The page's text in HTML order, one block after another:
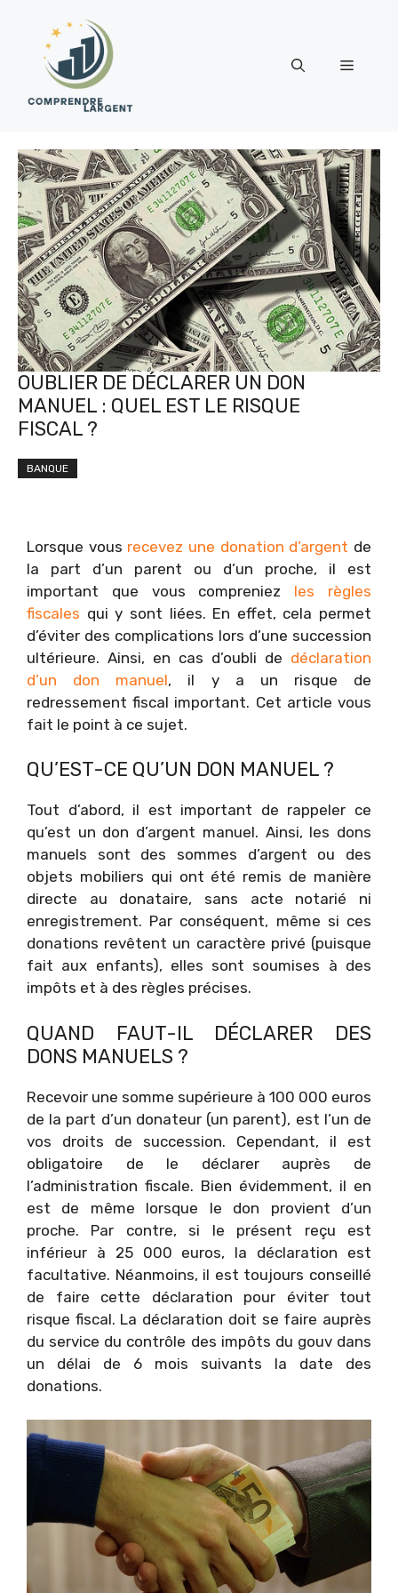
contenu
Menu
OUBLIER DE DÉCLARER UN DON
MANUEL : QUEL EST LE RISQUE
FISCAL ?
BANQUE
Lorsque vous recevez une donation d’argent de
la part d’un parent ou d’un proche, il est
important que vous compreniez les règles
fiscales qui y sont liées. En effet, cela permet
d’éviter des complications lors d’une succession
ultérieure. Ainsi, en cas d’oubli de déclaration
d’un don manuel, il y a un risque de
redressement fiscal important. Cet article vous
fait le point à ce sujet.
QU’EST-CE QU’UN DON MANUEL ?
Tout d’abord, il est important de rappeler ce
qu’est un don d’argent manuel. Ainsi, les dons
manuels sont des sommes d’argent ou des
objets mobiliers qui ont été remis de manière
directe au donataire, sans acte notarié ni
enregistrement. Par conséquent, même si ces
donations revêtent un caractère privé (puisque
fait aux enfants), elles sont soumises à des
impôts et à des règles précises.
QUAND FAUT-IL DÉCLARER DES
DONS MANUELS ?
Recevoir une somme supérieure à 100 000 euros
de la part d’un donateur (un parent), est l’un de
vos droits de succession. Cependant, il est
obligatoire de le déclarer auprès de
l’administration fiscale. Bien évidemment, il en
est de même lorsque le don provient d’un
proche. Par contre, si le présent reçu est
inférieur à 25 000 euros, la déclaration est
facultative. Néanmoins, il est toujours conseillé
de faire cette déclaration pour éviter tout
risque fiscal. La déclaration doit se faire auprès
du service du contrôle des impôts du gouv dans
un délai de 6 mois suivants la date des
donations.